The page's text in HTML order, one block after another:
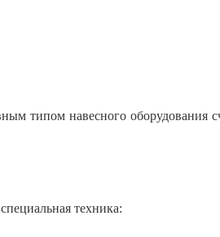
типом навесного
техника: